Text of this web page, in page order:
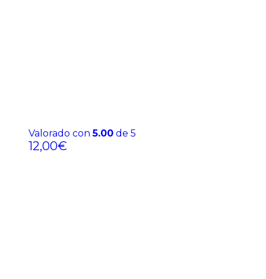
Valorado con5.00 de 5
12,00€